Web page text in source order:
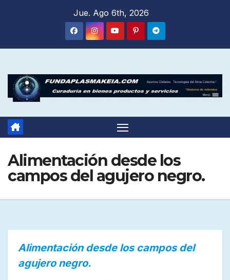
Jue. Ago 6th, 2026
Alimentación desde los
campos del agujero negro.
Alimentación desde los campos del
agujero negro.